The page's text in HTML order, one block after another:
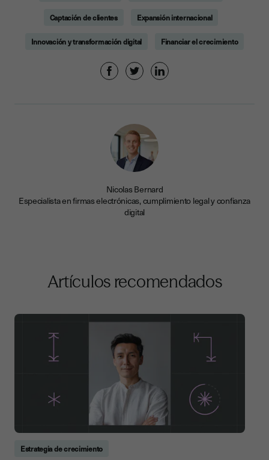
Captación de clientes Expansión internacional
Innovación y transformación digital Financiar el crecimiento
Nicolas Bernard
Especialista en firmas electrónicas, cumplimiento legal y confianza
digital
Artículos recomendados
Estrategia de crecimiento